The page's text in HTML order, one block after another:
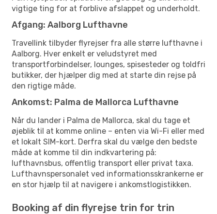
vigtige ting for at forblive afslappet og underholdt.
Afgang: Aalborg Lufthavne
Travellink tilbyder flyrejser fra alle større lufthavne i
Aalborg. Hver enkelt er veludstyret med
transportforbindelser, lounges, spisesteder og toldfri
butikker, der hjælper dig med at starte din rejse på
den rigtige måde.
Ankomst: Palma de Mallorca Lufthavne
Når du lander i Palma de Mallorca, skal du tage et
øjeblik til at komme online – enten via Wi-Fi eller med
et lokalt SIM-kort. Derfra skal du vælge den bedste
måde at komme til din indkvartering på:
lufthavnsbus, offentlig transport eller privat taxa.
Lufthavnspersonalet ved informationsskrankerne er
en stor hjælp til at navigere i ankomstlogistikken.
Booking af din flyrejse trin for trin